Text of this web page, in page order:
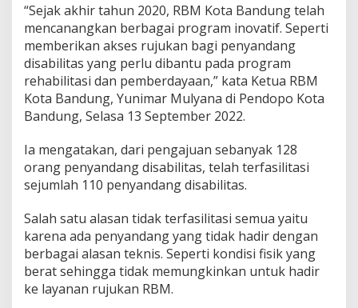
B
M
G
e
l
a
r
P
b
i
n
a
d
a
n
S
“Sejak akhir tahun 2020, RBM Kota Bandung telah
mencanangkan berbagai program inovatif. Seperti
memberikan akses rujukan bagi penyandang
disabilitas yang perlu dibantu pada program
rehabilitasi dan pemberdayaan,” kata Ketua RBM
Kota Bandung, Yunimar Mulyana di Pendopo Kota
Bandung, Selasa 13 September 2022.
Ia mengatakan, dari pengajuan sebanyak 128
orang penyandang disabilitas, telah terfasilitasi
sejumlah 110 penyandang disabilitas.
Salah satu alasan tidak terfasilitasi semua yaitu
karena ada penyandang yang tidak hadir dengan
berbagai alasan teknis. Seperti kondisi fisik yang
berat sehingga tidak memungkinkan untuk hadir
ke layanan rujukan RBM.